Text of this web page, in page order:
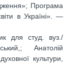
Програма
в Україні». —
для студ. вуз./
Анатолій
культури,